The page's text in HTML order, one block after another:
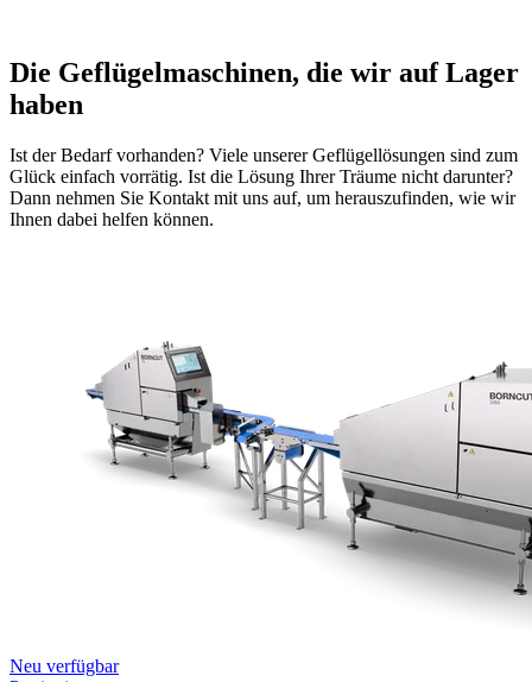
Die Geflügelmaschinen, die wir auf Lager
haben
Ist der Bedarf vorhanden? Viele unserer Geflügellösungen sind zum
Glück einfach vorrätig. Ist die Lösung Ihrer Träume nicht darunter?
Dann nehmen Sie Kontakt mit uns auf, um herauszufinden, wie wir
Ihnen dabei helfen können.
Neu verfügbar